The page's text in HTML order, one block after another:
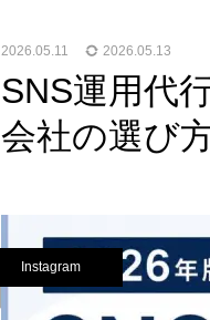
2026.05.11 2026.05.13
SNS運用代
会社の選び
Instagram